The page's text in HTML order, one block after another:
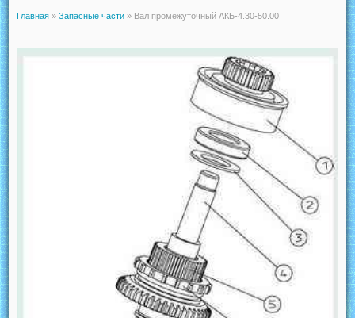
Главная » Запасные части » Вал промежуточный АКБ-4.30-50.00